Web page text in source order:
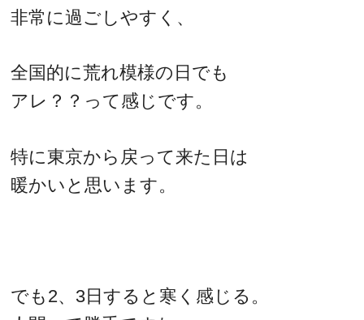
非常に過ごしやすく、
全国的に荒れ模様の日でも
アレ？？って感じです。
特に東京から戻って来た日は
暖かいと思います。
でも2、3日すると寒く感じる。